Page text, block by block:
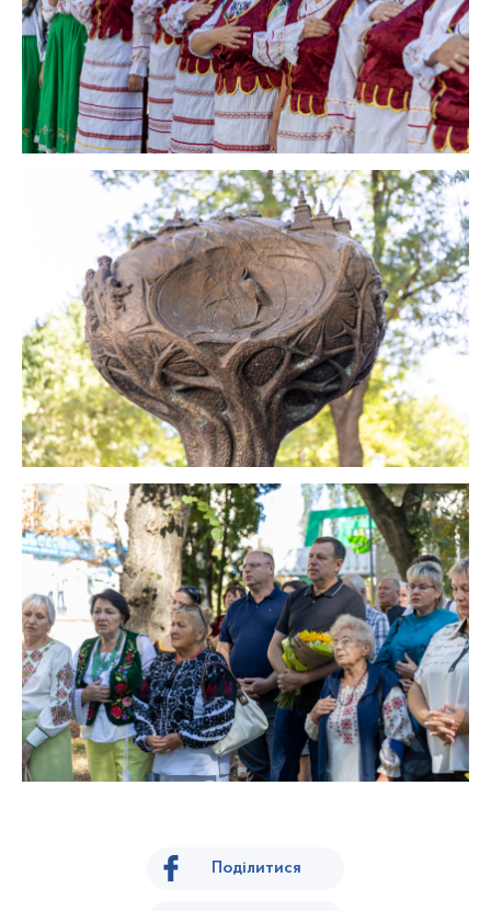
Поділитися